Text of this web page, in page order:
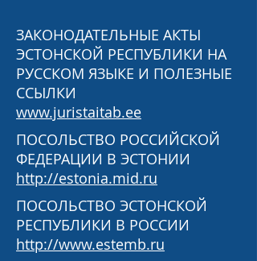
ЗАКОНОДАТЕЛЬНЫЕ АКТЫ
ЭСТОНСКОЙ РЕСПУБЛИКИ НА
РУССКОМ ЯЗЫКЕ И ПОЛЕЗНЫЕ
ССЫЛКИ
www.juristaitab.ee
ПОСОЛЬСТВО РОССИЙСКОЙ
ФЕДЕРАЦИИ В ЭСТОНИИ
http://estonia.mid.ru
ПОСОЛЬСТВО ЭСТОНСКОЙ
РЕСПУБЛИКИ В РОССИИ
http://www.estemb.ru